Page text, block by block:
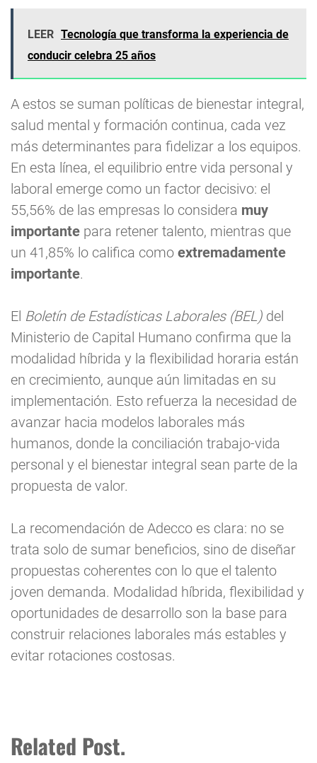
LEER Tecnología que transforma la experiencia de
conducir celebra 25 años
A estos se suman políticas de bienestar integral,
salud mental y formación continua, cada vez
más determinantes para fidelizar a los equipos.
En esta línea, el equilibrio entre vida personal y
laboral emerge como un factor decisivo: el
55,56% de las empresas lo considera muy
importante para retener talento, mientras que
un 41,85% lo califica como extremadamente
importante.
El Boletín de Estadísticas Laborales (BEL) del
Ministerio de Capital Humano confirma que la
modalidad híbrida y la flexibilidad horaria están
en crecimiento, aunque aún limitadas en su
implementación. Esto refuerza la necesidad de
avanzar hacia modelos laborales más
humanos, donde la conciliación trabajo-vida
personal y el bienestar integral sean parte de la
propuesta de valor.
La recomendación de Adecco es clara: no se
trata solo de sumar beneficios, sino de diseñar
propuestas coherentes con lo que el talento
joven demanda. Modalidad híbrida, flexibilidad y
oportunidades de desarrollo son la base para
construir relaciones laborales más estables y
evitar rotaciones costosas.
Related Post.